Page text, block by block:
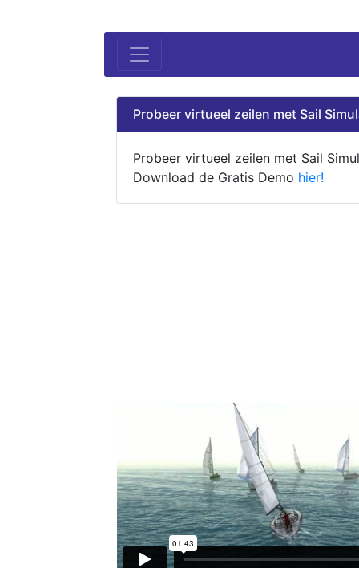
Probeer virtueel zeilen met Sail
Probeer virtueel zeilen met Sail
Download de Gratis Demo hier!